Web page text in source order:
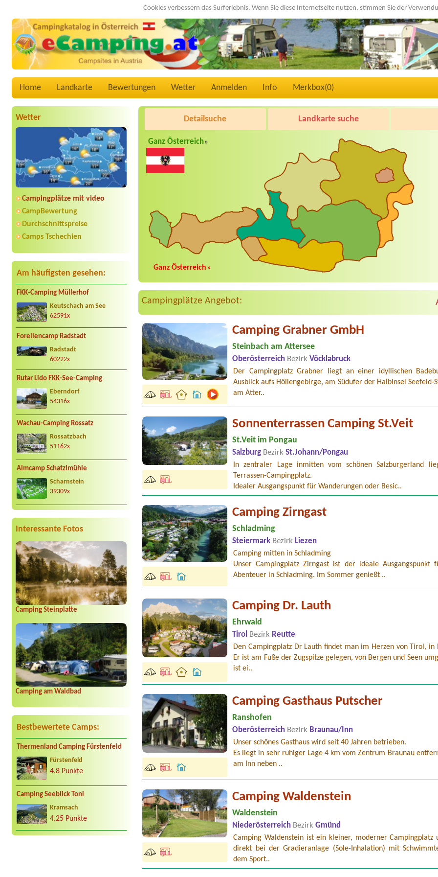
Cookies verbessern das Surferlebnis. Wenn Sie diese Internetseite nutzen, stimmen Sie der
Home Landkarte Bewertungen Wetter Anmelden Info Merkbox(0)
Wetter
Campingplätze mit video
CampBewertung
Durchschnittspreise
Camps Tschechien
Am häufigsten gesehen:
FKK-Camping Müllerhof
Keutschach am See
62591x
Forellencamp Radstadt
Radstadt
60222x
Rutar Lido FKK-See-Camping
Eberndorf
54316x
Wachau-Camping Rossatz
Rossatzbach
51162x
Almcamp Schatzlmühle
Scharnstein
39309x
Interessante Fotos
Camping Steinplatte
Camping am Waldbad
Bestbewertete Camps:
Thermenland Camping Fürstenfeld
Fürstenfeld
4.8 Punkte
Camping Seeblick Toni
Kramsach
4.25 Punkte
Detailsuche Landkarte suche
Ganz Österreich»
Ganz Österreich »
Campingplätze Angebot:
Camping Grabner GmbH
Steinbach am Attersee
Oberösterreich Bezirk Vöcklabruck
Der Campingplatz Grabner liegt an einer idyllischen
Ausblick aufs Höllengebirge, am Südufer der Halbinsel Seefeld-
am Atter..
Sonnenterrassen Camping St.Veit
St.Veit im Pongau
Salzburg Bezirk St.Johann/Pongau
In zentraler Lage inmitten vom schönen Salzburgerland
Terrassen-Campingplatz.
Idealer Ausgangspunkt für Wanderungen oder Besic..
Camping Zirngast
Schladming
Steiermark Bezirk Liezen
Camping mitten in Schladming
Unser Campingplatz Zirngast ist der ideale Ausgangspunkt
Abenteuer in Schladming. Im Sommer genießt ..
Camping Dr. Lauth
Ehrwald
Tirol Bezirk Reutte
Den Campingplatz Dr Lauth findet man im Herzen von Tirol, in
Er ist am Fuße der Zugspitze gelegen, von Bergen und Seen
ist ei..
Camping Gasthaus Putscher
Ranshofen
Oberösterreich Bezirk Braunau/Inn
Unser schönes Gasthaus wird seit 40 Jahren betrieben.
Es liegt in sehr ruhiger Lage 4 km vom Zentrum Braunau
am Inn neben ..
Camping Waldenstein
Waldenstein
Niederösterreich Bezirk Gmünd
Camping Waldenstein ist ein kleiner, moderner Campingplatz
direkt bei der Gradieranlage (Sole-Inhalation) mit
dem Sport..
Termin ab 2026-08-02 |See Camping Eben
1 autocamper, 2 adult, 1 kid 7 y
Termin ab 2026-08-01 | Strandcafé Leimüller Camping
Termin ab 2026-07-24 |Campingplatz der Parktherme Bad Radkersburg
1x Zeltplatz für 2 Personen